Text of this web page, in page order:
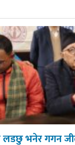
लडछु भनेर गगन